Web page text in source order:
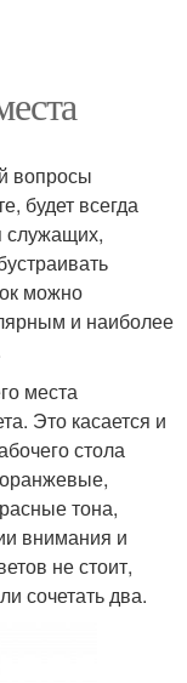
вопросы
будет всегда
служащих,
можно
и наиболее
места
Это касается и
стола
тона,
внимания и
не стоит,
сочетать два.